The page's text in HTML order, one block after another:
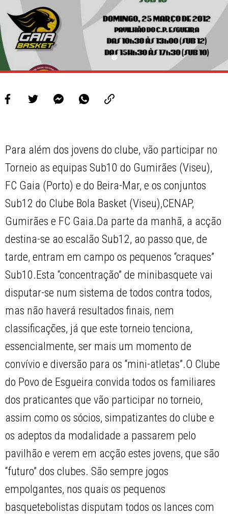
Para além dos jovens do clube, vão participar no
Torneio as equipas Sub10 do Gumirães (Viseu),
FC Gaia (Porto) e do Beira-Mar, e os conjuntos
Sub12 do Clube Bola Basket (Viseu),CENAP,
Gumirães e FC Gaia.Da parte da manhã, a acção
destina-se ao escalão Sub12, ao passo que, de
tarde, entram em campo os pequenos “craques”
Sub10.Esta “concentração” de minibasquete vai
disputar-se num sistema de todos contra todos,
mas não haverá resultados finais, nem
classificações, já que este torneio tenciona,
essencialmente, ser mais um momento de
convívio e diversão para os “mini-atletas”.O Clube
do Povo de Esgueira convida todos os familiares
dos praticantes que vão participar no torneio,
assim como os sócios, simpatizantes do clube e
os adeptos da modalidade a passarem pelo
pavilhão e verem em acção estes jovens, que são
“futuro” dos clubes. São sempre jogos
empolgantes, nos quais os pequenos
basquetebolistas disputam todos os lances com